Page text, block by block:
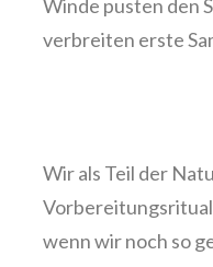
Winde pusten den
verbreiten erste
Wir als Teil der
wenn wir noch so